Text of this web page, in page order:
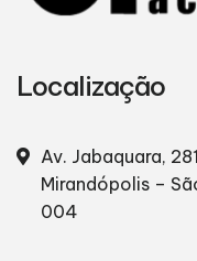
Localização
Av. Jabaquara,
Mirandópolis –
004